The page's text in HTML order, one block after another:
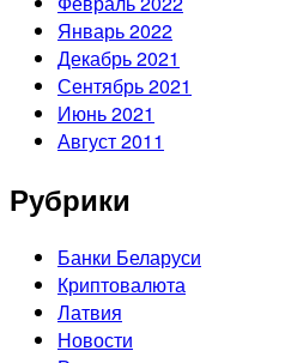
Январь 2022
Декабрь 2021
Сентябрь 2021
Июнь 2021
Август 2011
Рубрики
Банки Беларуси
Криптовалюта
Латвия
Новости